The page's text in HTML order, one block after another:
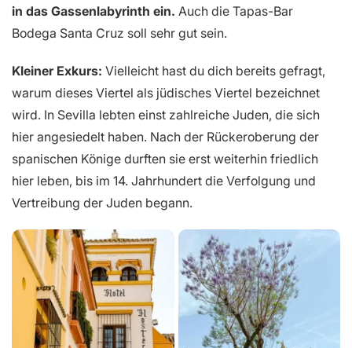
in das Gassenlabyrinth ein. Auch die Tapas-Bar
Bodega Santa Cruz soll sehr gut sein.
Kleiner Exkurs: Vielleicht hast du dich bereits gefragt,
warum dieses Viertel als jüdisches Viertel bezeichnet
wird. In Sevilla lebten einst zahlreiche Juden, die sich
hier angesiedelt haben. Nach der Rückeroberung der
spanischen Könige durften sie erst weiterhin friedlich
hier leben, bis im 14. Jahrhundert die Verfolgung und
Vertreibung der Juden begann.